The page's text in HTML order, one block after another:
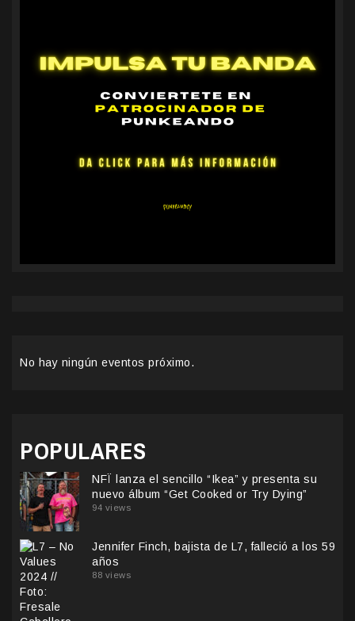
No hay ningún eventos próximo.
POPULARES
NFÏ lanza el sencillo “Ikea” y presenta su
nuevo álbum “Get Cooked or Try Dying”
94 views
Jennifer Finch, bajista de L7, falleció a los 59
años
88 views